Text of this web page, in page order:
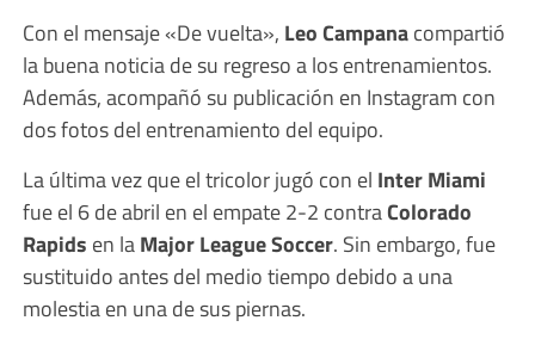
Con el mensaje «De vuelta», Leo Campanacompartió
la buena noticia de su regreso a los entrenamientos.
Además, acompañó su publicación en Instagram con
dos fotos del entrenamiento del equipo.
La última vez que el tricolor jugó con el Inter Miami
fue el 6 de abril en el empate 2-2 contraColorado
Rapids en laMajor League Soccer. Sin embargo, fue
sustituido antes del medio tiempo debido a una
molestia en una de sus piernas.